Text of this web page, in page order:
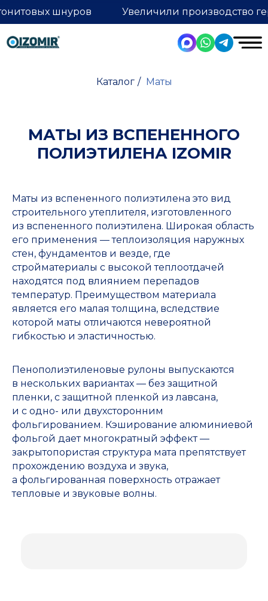
Увеличили производство
шнуров
Каталог / Маты
МАТЫ ИЗ ВСПЕНЕННОГО
ПОЛИЭТИЛЕНА IZOMIR
Маты из вспененного полиэтилена это вид
строительного утеплителя, изготовленного
из вспененного полиэтилена. Широкая область
его применения — теплоизоляция наружных
стен, фундаментов и везде, где
стройматериалы с высокой теплоотдачей
находятся под влиянием перепадов
температур. Преимуществом материала
является его малая толщина, вследствие
которой маты отличаются невероятной
гибкостью и эластичностью.
Пенополиэтиленовые рулоны выпускаются
в нескольких вариантах — без защитной
пленки, с защитной пленкой из лавсана,
и с одно- или двухсторонним
фольгированием. Кэширование алюминиевой
фольгой дает многократный эффект —
закрытопористая структура мата препятствует
прохождению воздуха и звука,
а фольгированная поверхность отражает
тепловые и звуковые волны.